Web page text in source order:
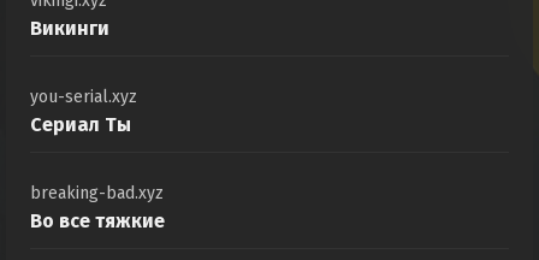
Викинги
you-serial.xyz
Сериал Ты
breaking-bad.xyz
Во все тяжкие